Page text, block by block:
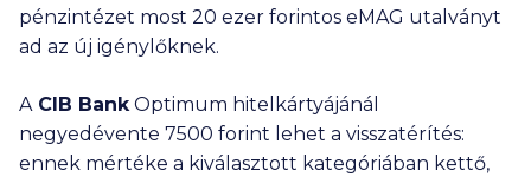
pénzintézet most 20 ezer forintos eMAG utalványt
ad az új igénylőknek.
A CIB BankOptimum hitelkártyájánál
negyedévente 7500 forint lehet a visszatérítés:
ennek mértéke a kiválasztott kategóriában kettő,